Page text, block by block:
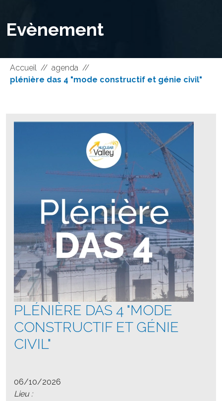
Evènement
Accueil // agenda //
plénière das 4 "mode constructif et génie civil"
PLÉNIÈRE DAS 4 "MODE
CONSTRUCTIF ET GÉNIE
CIVIL"
06/10/2026
Lieu :